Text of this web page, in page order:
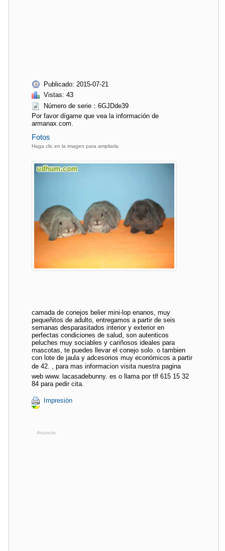
Publicado: 2015-07-21
Vistas: 43
Número de serie：6GJDde39
Por favor dígame que vea la información de
armanax.com.
Fotos
Haga clic en la imagen para ampliarla
camada de conejos belier mini-lop enanos, muy
pequeñitos de adulto, entregamos a partir de seis
semanas desparasitados interior y exterior en
perfectas condiciones de salud, son autenticos
peluches muy sociables y cariñosos ideales para
mascotas, te puedes llevar el conejo solo. o tambien
con lote de jaula y adcesorios muy económicos a partir
de 42. , para mas informacion visita nuestra pagina
web www. lacasadebunny. es o llama por tlf 615 15 32
84 para pedir cita.
Impresión
Anuncio